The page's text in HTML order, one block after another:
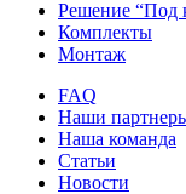
Решение “Под
Комплекты
Монтаж
FAQ
Наши
Наша команда
Статьи
Новости